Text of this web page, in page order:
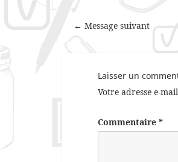
← Message suivant
Laisser un
Votre adresse e-
Commentaire *